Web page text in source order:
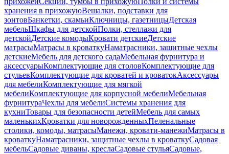
хранения в прихожуюВешалки, подставки для
зонтовБанкетки, скамьиКлючницы, газетницыДетская
мебельШкафы для детскойПолки, стеллажи для
детскойДетские комодыКровати детскиеДетские
матрасыМатрасы в кроваткуНаматрасники, защитные чехлы
детскиеМебель для детского садаМебельная фурнитура и
аксессуарыКомплектующие для столовКомплектующие для
стульевКомплектующие для кроватей и кроватокАксессуары
для мебелиКомплектующие для мягкой
мебелиКомплектующие для корпусной мебелиМебельная
фурнитураЧехлы для мебелиСистемы хранения для
кухниТовары для безопасности детейМебель для самых
маленькихКроватки для новорожденныхПеленальные
столики, комоды, матрасыМанежи, кровати-манежиМатрасы в
кроваткуНаматрасники, защитные чехлы в кроваткуСадовая
мебельСадовые диваны, креслаСадовые стульяСадовые,